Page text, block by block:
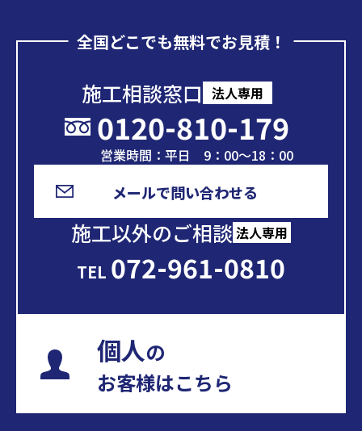
全国どこでも無料でお見積！
施工相談窓口 法人専用
0120-810-179
営業時間：平日 9：00～18：00
メールで問い合わせる
施工以外のご相談 法人専用
TEL 072-961-0810
個人の
お客様はこちら